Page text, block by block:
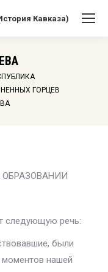
Кавказа)
ГОРЦЕВ
следующую речь:
были
моментов нашей